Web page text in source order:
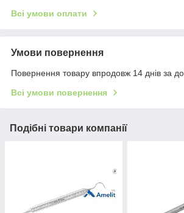
Всі умови оплати
Умови повернення
Повернення товару впродовж 14 днів за
Всі умови повернення
Подібні товари компанії